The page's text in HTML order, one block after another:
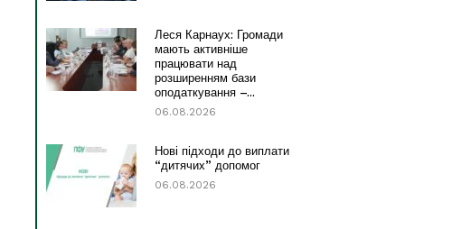
Леся Карнаух: Громади
мають активніше
працювати над
розширенням бази
оподаткування –...
06.08.2026
Нові підходи до виплати
“дитячих” допомог
06.08.2026